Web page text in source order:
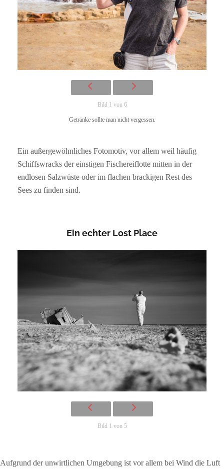
Bild 1 von 6
Getränke sollte man nicht vergessen.
Ein außergewöhnliches Fotomotiv, vor allem weil häufig
Schiffswracks der einstigen Fischereiflotte mitten in der
endlosen Salzwüste oder im flachen brackigen Rest des
Sees zu finden sind.
Ein echter Lost Place
Bild 1 von 5
Aufgrund der unwirtlichen Umgebung ist vor allem bei Wind die Luft